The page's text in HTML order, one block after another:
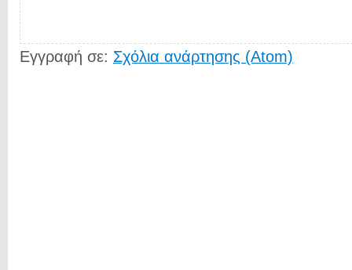
Εγγραφή σε: Σχόλια ανάρτησης (Atom)